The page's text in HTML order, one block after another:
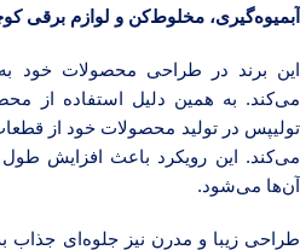
آبمیوه‌گیری، مخلوط‌کن و لوازم برقی
این برند در طراحی محصولات خود به
می‌کند. به همین دلیل استفاده از
تولیپس در تولید محصولات خود از
می‌کند. این رویکرد باعث افزایش طول
آن‌ها می‌شود.
طراحی زیبا و مدرن نیز جلوه‌ای جذاب